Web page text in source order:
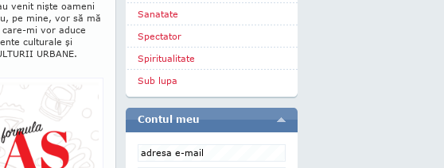
venit nişte oameni
pe mine, vor să mă
mi vor aduce
culturale şi
URBANE.
Sanatate
Spectator
Spiritualitate
Sub lupa
Contul meu